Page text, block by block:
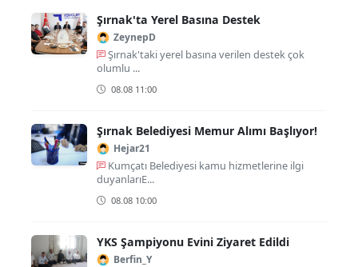
Şırnak'ta Yerel Basına Destek
ZeynepD
Şırnak'taki yerel basına verilen destek çok
olumlu ...
08.08 11:00
Şırnak Belediyesi Memur Alımı Başlıyor!
Hejar21
Kumçatı Belediyesi kamu hizmetlerine ilgi
duyanlarıE...
08.08 10:00
YKS Şampiyonu Evini Ziyaret Edildi
Berfin_Y